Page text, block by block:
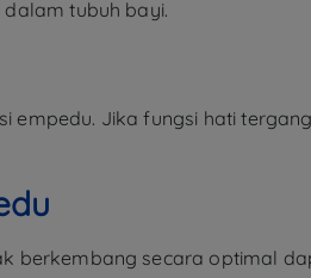
tubuh bayi.
empedu. Jika fungsi hati
berkembang secara optimal